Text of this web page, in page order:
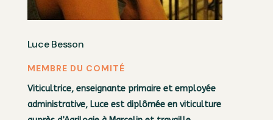
Luce Besson
MEMBRE DU COMITÉ
Viticultrice, enseignante primaire et employée
administrative, Luce est diplômée en viticulture